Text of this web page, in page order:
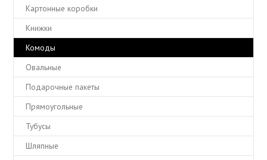
Картонные коробки
Книжки
Комоды
Овальные
Подарочные пакеты
Прямоугольные
Тубусы
Шляпные